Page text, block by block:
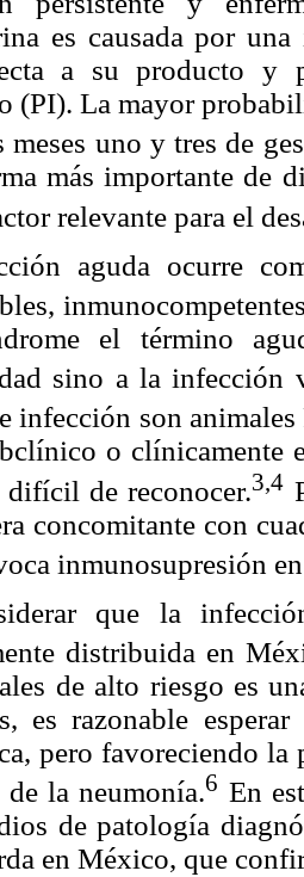
es causada por
a su producto y
(PI). La mayor
meses uno y tres de
más importante de
relevante para el
aguda ocurre
el término
sino a la
infección son animales
o clínicamente
difícil de reconocer.3,4
concomitante con
inmunosupresión
que la
distribuida en
de alto riesgo es
es razonable
pero favoreciendo la
la neumonía.6 En
de patología
en México, que